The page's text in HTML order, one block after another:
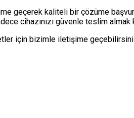
geçerek kaliteli bir çözüme
cihazınızı güvenle teslim almak
için bizimle iletişime